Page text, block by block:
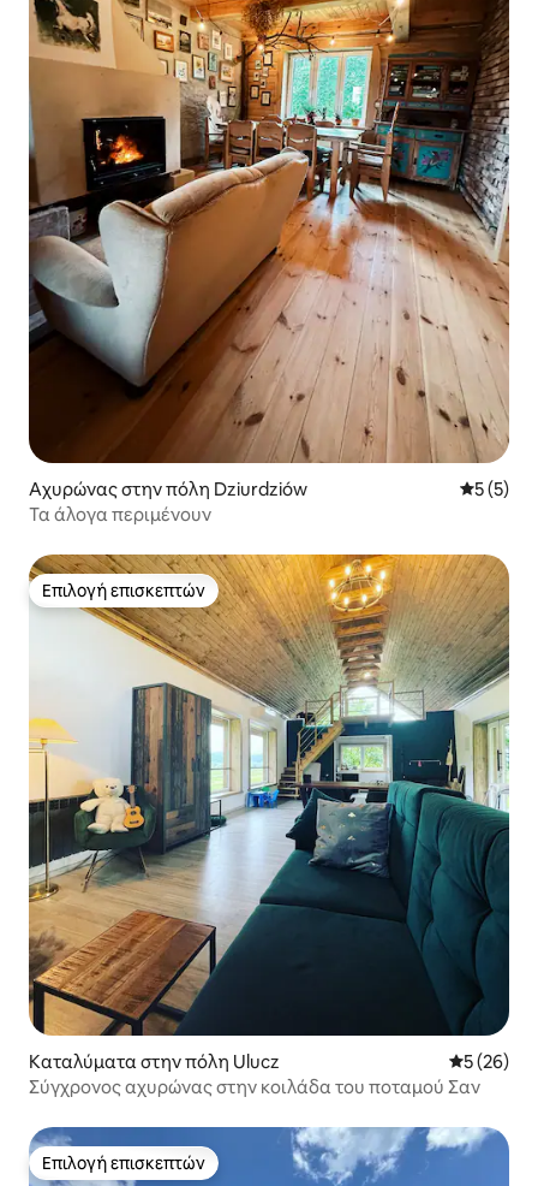
Αχυρώνας στην πόλη Dziurdziów Μέση
5 (5)
Τα άλογα περιμένουν
Επιλογή επισκεπτών
Επιλογή επισκεπτών
Καταλύματα στην πόλη Ulucz Μέση
5 (26)
Σύγχρονος αχυρώνας στην κοιλάδα του ποταμού Σαν
Επιλογή επισκεπτών
Επιλογή επισκεπτών